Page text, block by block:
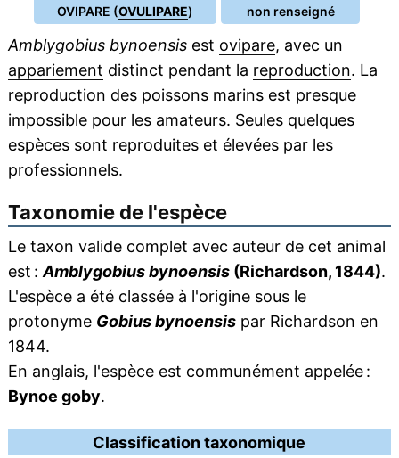
OVIPARE (OVULIPARE)
non renseigné
Amblygobius bynoensisest ovipare, avec un
appariement distinct pendant la reproduction. La
reproduction des poissons marins est presque
impossible pour les amateurs. Seules quelques
espèces sont reproduites et élevées par les
professionnels.
Taxonomie de l'espèce
Le taxon valide complet avec auteur de cet animal
est : Amblygobius bynoensis(Richardson, 1844).
L'espèce a été classée à l'origine sous le
protonyme Gobius bynoensispar Richardson en
1844.
En anglais, l'espèce est communément appelée :
Bynoe goby.
Classification taxonomique